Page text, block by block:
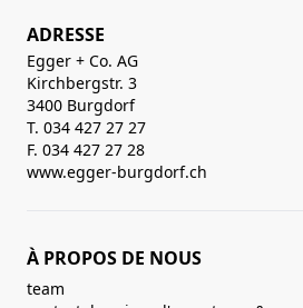
ADRESSE
Egger + Co. AG
Kirchbergstr. 3
3400 Burgdorf
T. 034 427 27 27
F. 034 427 27 28
www.egger-burgdorf.ch
À PROPOS DE NOUS
team